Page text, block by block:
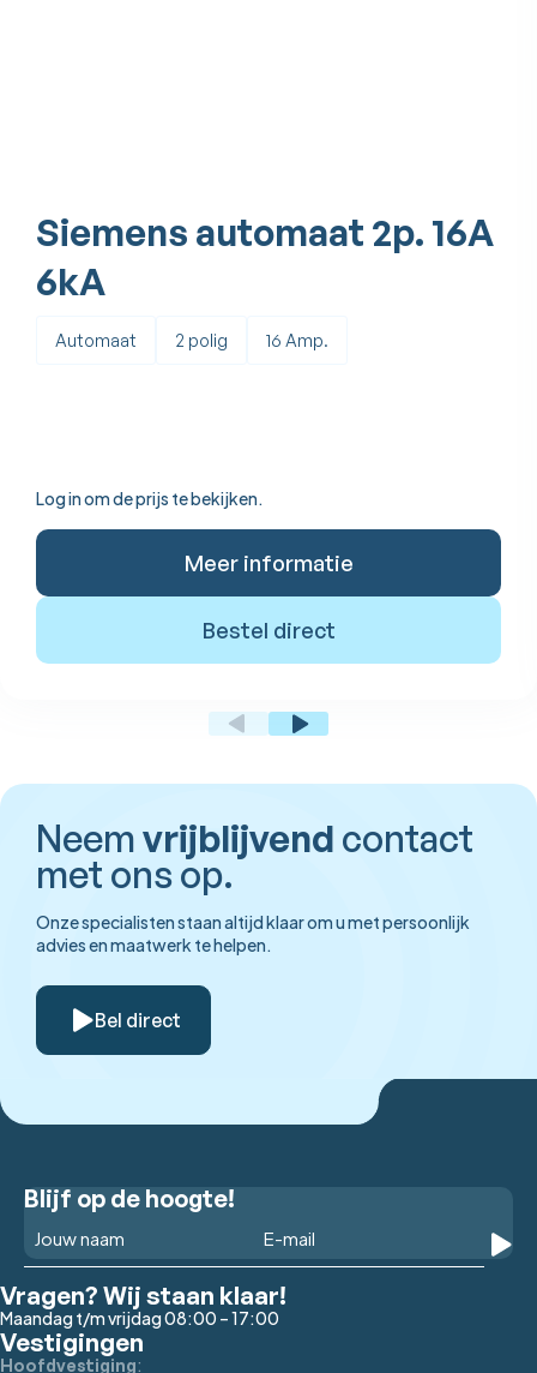
Siemens automaat 2p. 16A
6kA
Automaat 2 polig 16 Amp.
Log in om de prijs te bekijken.
Meer informatie
Bestel direct
Neemvrijblijvend contact
met ons op.
Onze specialisten staan altijd klaar om u met persoonlijk
advies en maatwerk te helpen.
Bel direct
Blijf op de hoogte!
Vragen? Wij staan klaar!
Maandag t/m vrijdag 08:00 – 17:00
Vestigingen
Hoofdvestiging: